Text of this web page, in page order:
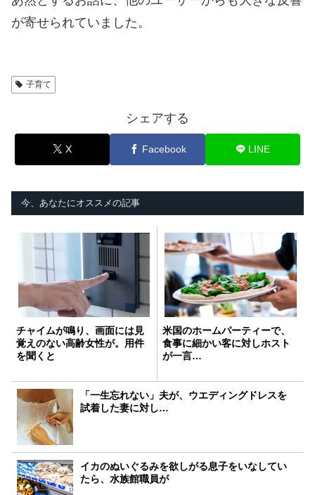
が寄せられていました。
子育て
シェアする
X Facebook LINE
今、あなたにオススメの記事
チャイムが鳴り、画面には見
覚えのない高齢女性が。用件
を聞くと
米国のホームパーティーで、
食事に細かい客に対しホスト
が一言…
「一生忘れない」夫が、ウエディングドレスを
試着した妻に対し…
イカのぬいぐるみを欲しがる息子をいなしてい
たら、水族館職員が